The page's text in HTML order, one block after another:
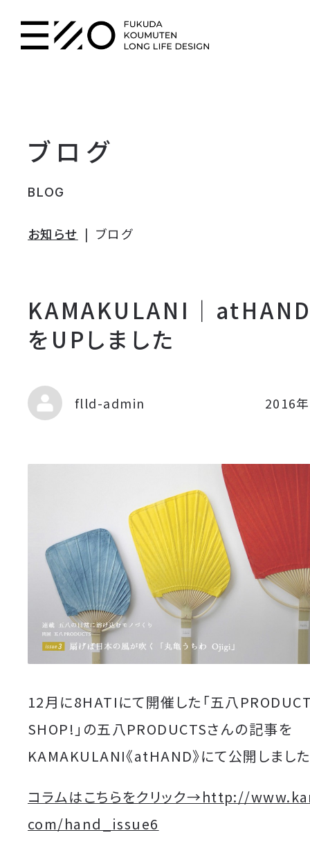
ブログ
BLOG
お知らせ ブログ
KAMAKULANI｜
をUPしました
2016
flld-admin
12月に8HATIにて開催した「五八
SHOP!」の五八PRODUCTSさんの記事を
KAMAKULANI《atHAND》にて公開しました
コラムはこちらをクリック→http://
com/hand_issue6